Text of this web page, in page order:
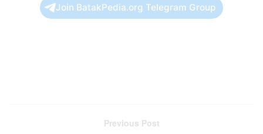
Join BatakPedia.org Telegram Group
Previous Post